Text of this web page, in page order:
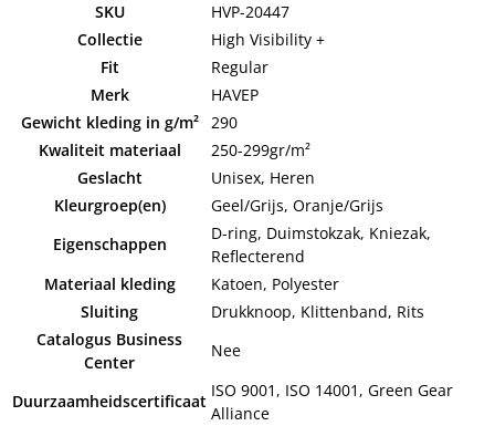
SKU
HVP-20447
Collectie
High Visibility +
Fit
Regular
Merk
HAVEP
Gewicht kleding in g/m²
290
Kwaliteit materiaal
250-299gr/m²
Geslacht
Unisex, Heren
Kleurgroep(en)
Geel/Grijs, Oranje/Grijs
Eigenschappen
D-ring, Duimstokzak, Kniezak,
Reflecterend
Materiaal kleding
Katoen, Polyester
Sluiting
Drukknoop, Klittenband, Rits
Catalogus Business
Center
Nee
Duurzaamheidscertificaat
ISO 9001, ISO 14001, Green Gear
Alliance